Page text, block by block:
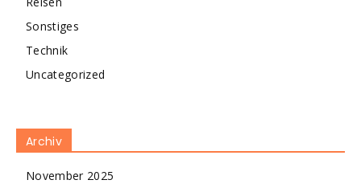
Sonstiges
Technik
Uncategorized
Archiv
November 2025